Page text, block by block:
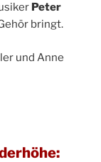
Peter
bringt.
und Anne